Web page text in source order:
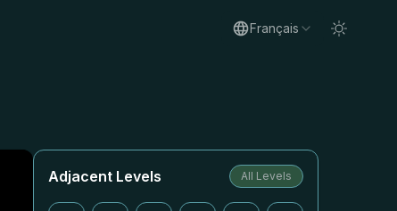
Français
Adjacent Levels All Levels